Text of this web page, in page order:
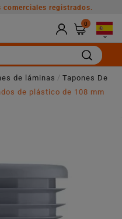
comerciales registrados.
0

de láminas
Tapones De
de plástico de 108 mm